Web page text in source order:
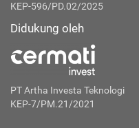
KEP-596/PD.02/2025
Didukung oleh
PT Artha Investa Teknologi
KEP-7/PM.21/2021